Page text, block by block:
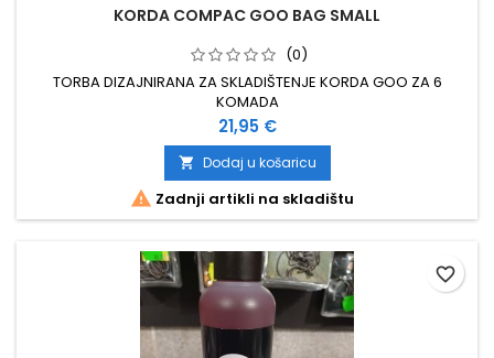
KORDA COMPAC GOO BAG SMALL
(0)
TORBA DIZAJNIRANA ZA SKLADIŠTENJE KORDA GOO ZA 6
KOMADA
Cijena
21,95 €
 Dodaj u košaricu
 Zadnji artikli na skladištu
favorite_border